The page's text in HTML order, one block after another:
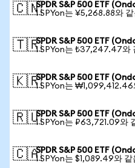
🇨🇳SPDR S&P 500 ETF
1 SPYon는 ¥5,268.88와 같
🇹🇷SPDR S&P 500 ETF
1 SPYon는 ₺37,247.47와
🇰🇷SPDR S&P 500 ETF
1 SPYon는 ₩1,099,412.46
🇷🇺SPDR S&P 500 ETF
1 SPYon는 ₽63,721.09와
🇨🇦SPDR S&P 500 ETF
1 SPYon는 $1,089.49와 같